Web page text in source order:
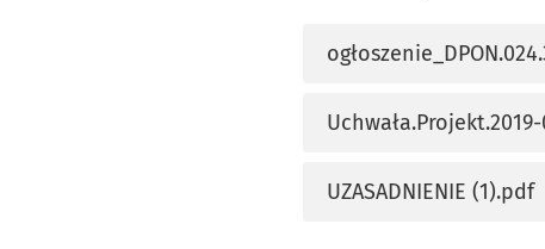
otworzy się w nowej
otworzy się w nowej
UZASADNIENIE (1).pdf
otworzy się w nowej